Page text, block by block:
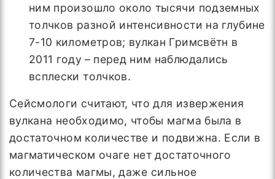
ним произошло около тысячи подземных
толчков разной интенсивности на глубине
7-10 километров; вулкан Гримсвётн в
2011 году – перед ним наблюдались
всплески толчков.
Сейсмологи считают, что для извержения
вулкана необходимо, чтобы магма была в
достаточном количестве и подвижна. Если в
магматическом очаге нет достаточного
количества магмы, даже сильное